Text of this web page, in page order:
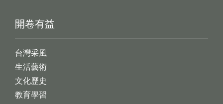
開卷有益
台灣采風
生活藝術
文化歷史
教育學習